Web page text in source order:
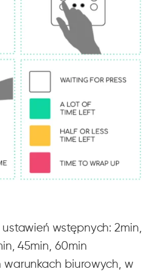
wstępnych: 2min,
45min, 60min
warunkach biurowych, w